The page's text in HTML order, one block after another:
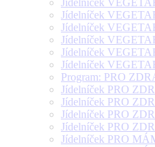
Jídelníček
Jídelníček
Jídelníček
Jídelníček
Jídelníček
Jídelníček
Program: PRO
Jídelníček PRO
Jídelníček PRO
Jídelníček PRO
Jídelníček PRO
Jídelníček PRO